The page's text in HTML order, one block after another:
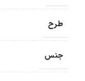
طرح
جنس